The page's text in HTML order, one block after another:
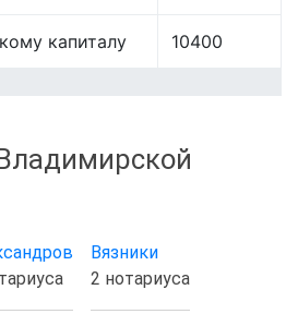
капиталу 10400
Вязники
2 нотариуса